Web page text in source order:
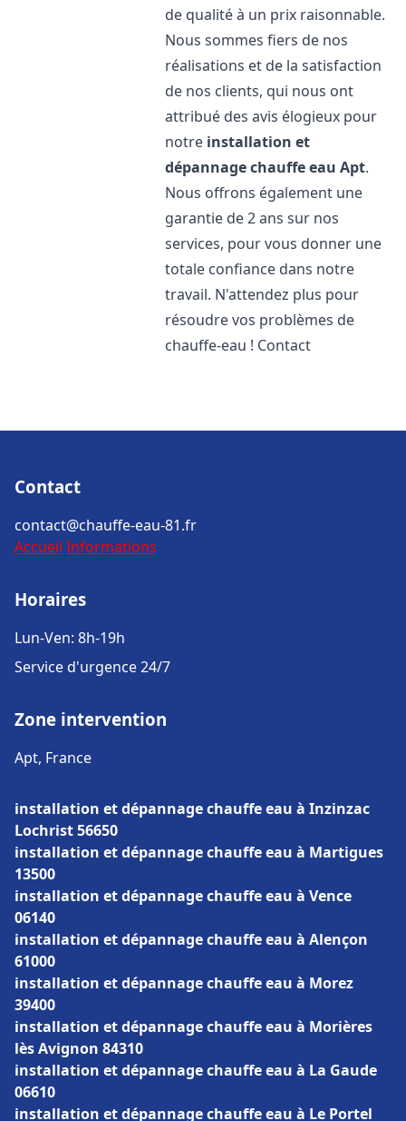
de qualité à un prix raisonnable.
Nous sommes fiers de nos
réalisations et de la satisfaction
de nos clients, qui nous ont
attribué des avis élogieux pour
notre installation et
dépannage chauffe eau Apt.
Nous offrons également une
garantie de 2 ans sur nos
services, pour vous donner une
totale confiance dans notre
travail. N'attendez plus pour
résoudre vos problèmes de
chauffe-eau ! Contact
Contact
contact@chauffe-eau-81.fr
Accueil Informations
Horaires
Lun-Ven: 8h-19h
Service d'urgence 24/7
Zone intervention
Apt, France
installation et dépannage chauffe eau à Inzinzac
Lochrist 56650
installation et dépannage chauffe eau à Martigues
13500
installation et dépannage chauffe eau à Vence
06140
installation et dépannage chauffe eau à Alençon
61000
installation et dépannage chauffe eau à Morez
39400
installation et dépannage chauffe eau à Morières
lès Avignon 84310
installation et dépannage chauffe eau à La Gaude
06610
installation et dépannage chauffe eau à Le Portel